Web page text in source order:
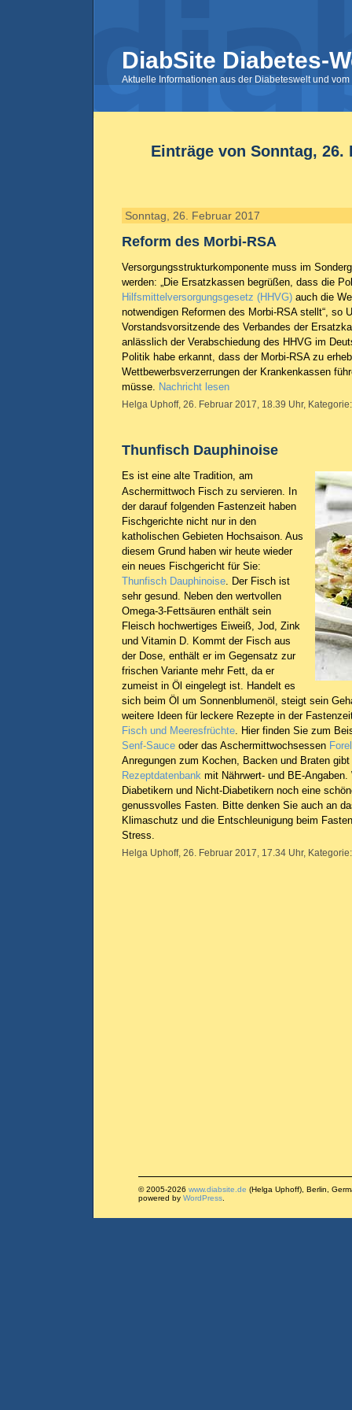
DiabSite Diabetes-
Aktuelle Informationen aus der Diabeteswelt und
Einträge von Sonntag, 26.
Sonntag, 26. Februar 2017
Reform des Morbi-RSA
Versorgungsstrukturkomponente muss im
werden: „Die Ersatzkassen begrüßen, dass die
Hilfsmittelversorgungsgesetz (HHVG) auch die
notwendigen Reformen des Morbi-RSA stellt“, so
Vorstandsvorsitzende des Verbandes der
anlässlich der Verabschiedung des HHVG im
Politik habe erkannt, dass der Morbi-RSA zu
Wettbewerbsverzerrungen der Krankenkassen
müsse. Nachricht lesen
Helga Uphoff, 26. Februar 2017, 18.39 Uhr,
Thunfisch Dauphinoise
Es ist eine alte Tradition, am
Aschermittwoch Fisch zu servieren. In
der darauf folgenden Fastenzeit haben
Fischgerichte nicht nur in den
katholischen Gebieten Hochsaison. Aus
diesem Grund haben wir heute wieder
ein neues Fischgericht für Sie:
Thunfisch Dauphinoise. Der Fisch ist
sehr gesund. Neben den wertvollen
Omega-3-Fettsäuren enthält sein
Fleisch hochwertiges Eiweiß, Jod, Zink
und Vitamin D. Kommt der Fisch aus
der Dose, enthält er im Gegensatz zur
frischen Variante mehr Fett, da er
zumeist in Öl eingelegt ist. Handelt es
sich beim Öl um Sonnenblumenöl, steigt sein
weitere Ideen für leckere Rezepte in der
Fisch und Meeresfrüchte. Hier finden Sie zum
Senf-Sauce oder das Aschermittwochsessen
Anregungen zum Kochen, Backen und Braten
Rezeptdatenbank mit Nährwert- und BE-
Diabetikern und Nicht-Diabetikern noch eine
genussvolles Fasten. Bitte denken Sie auch an
Klimaschutz und die Entschleunigung beim
Stress.
Helga Uphoff, 26. Februar 2017, 17.34 Uhr,
© 2005-2026 www.diabsite.de (Helga Uphoff), Berlin,
powered by WordPress.